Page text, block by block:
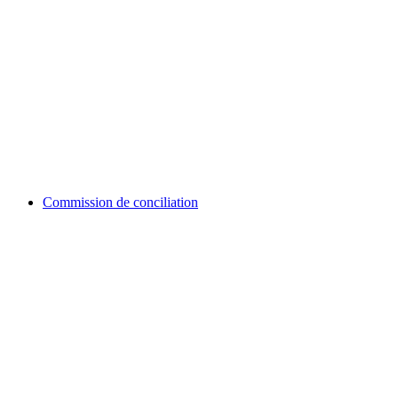
Commission de conciliation